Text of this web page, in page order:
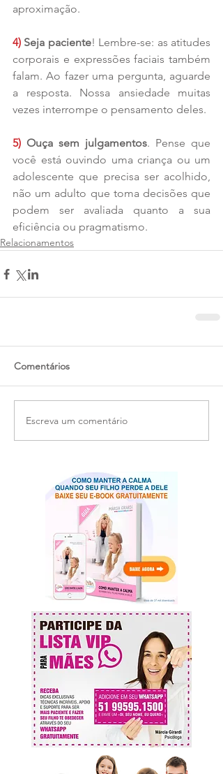
aproximação.
4) Seja paciente! Lembre-se: as atitudes
corporais e expressões faciais também
falam. Ao fazer uma pergunta, aguarde
a resposta. Nossa ansiedade muitas
vezes interrompe o pensamento deles.
5) Ouça sem julgamentos. Pense que
você está ouvindo uma criança ou um
adolescente que precisa ser acolhido,
não um adulto que toma decisões que
podem ser avaliada quanto a sua
eficiência ou pragmatismo.
Relacionamentos
Comentários
Escreva um comentário